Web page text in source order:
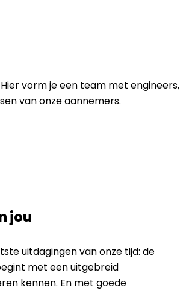
vorm je een team met engineers,
van onze aannemers.
jou
uitdagingen van onze tijd: de
met een uitgebreid
kennen. En met goede